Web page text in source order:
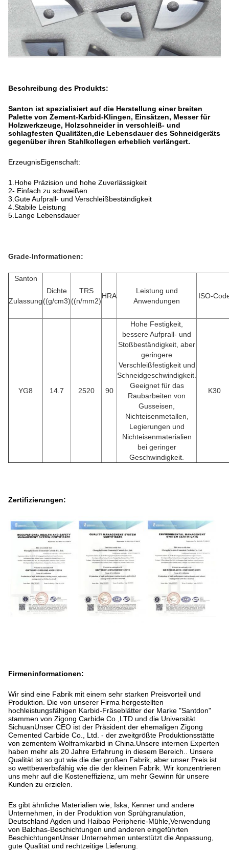
Beschreibung des Produkts:
Santon ist spezialisiert auf die Herstellung einer breiten
Palette von Zement-Karbid-Klingen, Einsätzen, Messer für
Holzwerkzeuge, Holzschneider in verschleiß- und
schlagfesten Qualitäten,die Lebensdauer des Schneidgeräts
gegenüber ihren Stahlkollegen erheblich verlängert.
ErzeugnisEigenschaft:
1.Hohe Präzision und hohe Zuverlässigkeit
2- Einfach zu schweißen.
3.Gute Aufprall- und Verschleißbeständigkeit
4.Stabile Leistung
5.Lange Lebensdauer
Grade-Informationen:
Santon
Zulassung
Dichte
((g/cm3)
TRS
((n/mm2)
HRA
Leistung und
Anwendungen
ISO-
YG8 14.7 2520 90
Hohe Festigkeit,
bessere Aufprall- und
Stoßbeständigkeit, aber
geringere
Verschleißfestigkeit und
Schneidgeschwindigkeit.
Geeignet für das
Raubarbeiten von
Gusseisen,
Nichteisenmetallen,
Legierungen und
Nichteisenmaterialien
bei geringer
Geschwindigkeit.
K30
Zertifizierungen:
Firmeninformationen:
Wir sind eine Fabrik mit einem sehr starken Preisvorteil und
Produktion. Die von unserer Firma hergestellten
hochleistungsfähigen Karbid-Fräseblätter der Marke "Santdon"
stammen von Zigong Carbide Co.,LTD und die Universität
SichuanUnser CEO ist der Präsident der ehemaligen Zigong
Cemented Carbide Co., Ltd. - der zweitgrößte Produktionsstätte
von zementem Wolframkarbid in China.Unsere internen Experten
haben mehr als 20 Jahre Erfahrung in diesem Bereich.. Unsere
Qualität ist so gut wie die der großen Fabrik, aber unser Preis ist
so wettbewerbsfähig wie die der kleinen Fabrik. Wir konzentrieren
uns mehr auf die Kosteneffizienz, um mehr Gewinn für unsere
Kunden zu erzielen.
Es gibt ähnliche Materialien wie, Iska, Kenner und andere
Unternehmen, in der Produktion von Sprühgranulation,
Deutschland Agden und Haibao Peripherie-Mühle,Verwendung
von Balchas-Beschichtungen und anderen eingeführten
BeschichtungenUnser Unternehmen unterstützt die Anpassung,
gute Qualität und rechtzeitige Lieferung.